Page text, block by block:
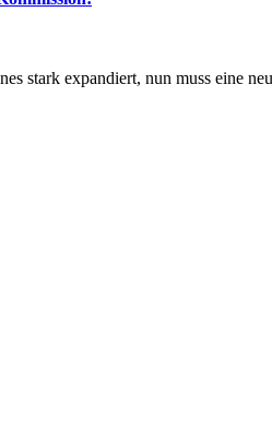
stark expandiert, nun muss eine